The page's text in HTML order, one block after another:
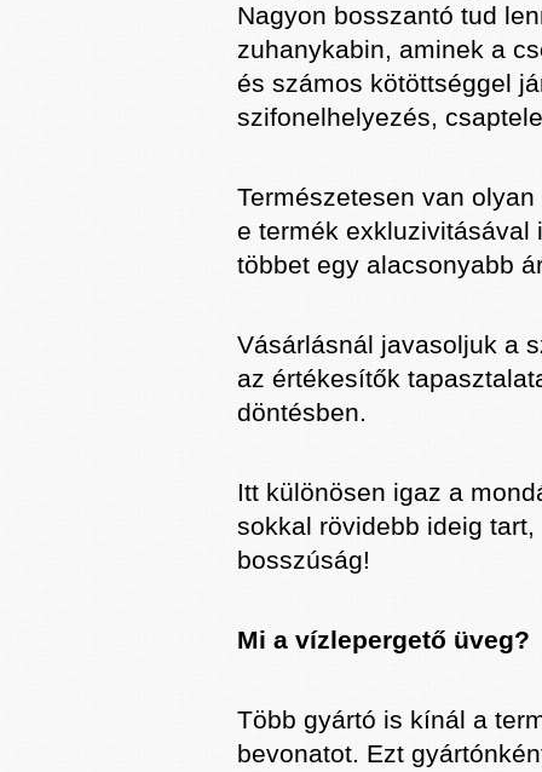
Nagyon bosszantó tud
zuhanykabin, aminek a
és számos kötöttséggel
szifonelhelyezés,
Természetesen van
e termék exkluzivitásával
többet egy alacsonyabb
Vásárlásnál javasoljuk a
az értékesítők
döntésben.
Itt különösen igaz a
sokkal rövidebb ideig
bosszúság!
Mi a vízlepergető üveg?
Több gyártó is kínál a
bevonatot. Ezt